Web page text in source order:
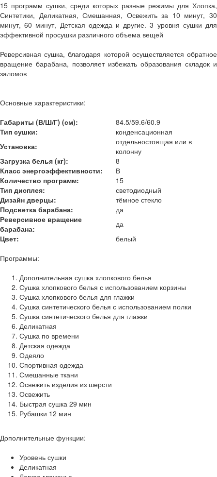
15 программ сушки, среди которых разные режимы для Хлопка,
Синтетики, Деликатная, Смешанная, Освежить за 10 минут, 30
минут, 60 минут, Детская одежда и другие. 3 уровня сушки для
эффективной просушки различного объема вещей
Реверсивная сушка, благодаря которой осуществляется обратное
вращение барабана, позволяет избежать образования складок и
заломов
Основные характеристики:
Габариты (В/Ш/Г) (см):
84.5/59.6/60.9
Тип сушки:
конденсационная
Установка:
отдельностоящая или в
колонну
Загрузка белья (кг):
8
Класс энергоэффективности:
В
Количество программ:
15
Тип дисплея:
светодиодный
Дизайн дверцы:
тёмное стекло
Подсветка барабана:
да
Реверсивное вращение
барабана:
да
Цвет:
белый
Программы:
Дополнительная сушка хлопкового белья
Сушка хлопкового белья с использованием корзины
Сушка хлопкового белья для глажки
Сушка синтетического белья с использованием полки
Сушка синтетического белья для глажки
Деликатная
Сушка по времени
Детская одежда
Одеяло
Спортивная одежда
Смешанные ткани
Освежить изделия из шерсти
Освежить
Быстрая сушка 29 мин
Рубашки 12 мин
Дополнительные функции:
Уровень сушки
Деликатная